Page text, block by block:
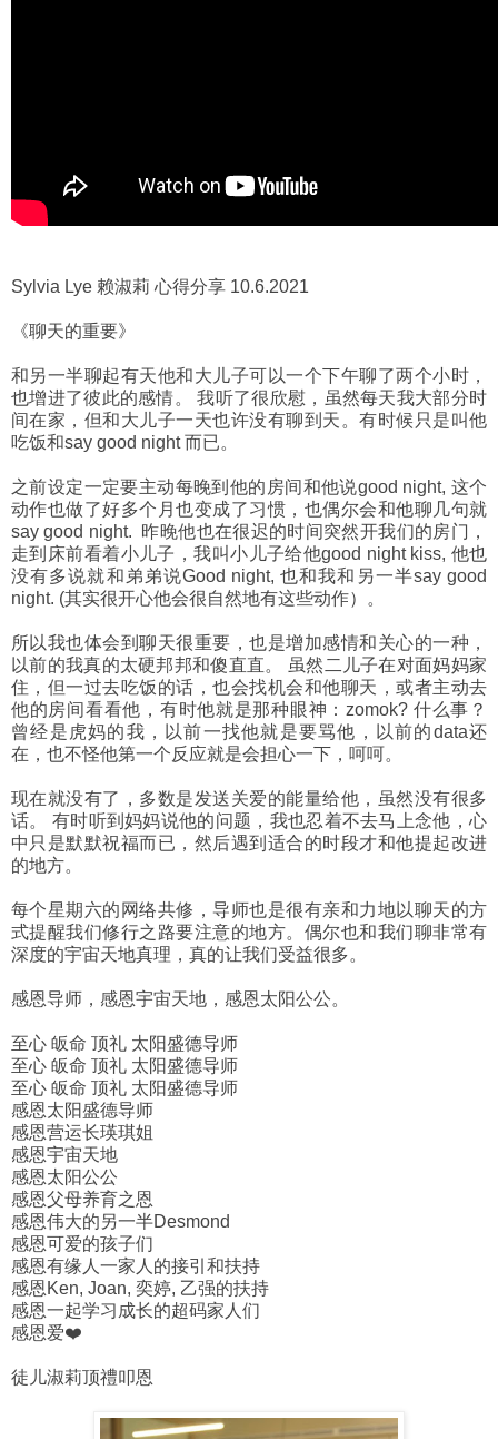
Sylvia Lye 赖淑莉 心得分享 10.6.2021
《聊天的重要》
和另一半聊起有天他和大儿子可以一个下午聊了两个小时，
也增进了彼此的感情。 我听了很欣慰，虽然每天我大部分时
间在家，但和大儿子一天也许没有聊到天。有时候只是叫他
吃饭和say good night 而已。
之前设定一定要主动每晚到他的房间和他说good night, 这个
动作也做了好多个月也变成了习惯，也偶尔会和他聊几句就
say good night. 昨晚他也在很迟的时间突然开我们的房门，
走到床前看着小儿子，我叫小儿子给他good night kiss, 他也
没有多说就和弟弟说Good night, 也和我和另一半say good
night. (其实很开心他会很自然地有这些动作）。
所以我也体会到聊天很重要，也是增加感情和关心的一种，
以前的我真的太硬邦邦和傻直直。 虽然二儿子在对面妈妈家
住，但一过去吃饭的话，也会找机会和他聊天，或者主动去
他的房间看看他，有时他就是那种眼神：zomok? 什么事？
曾经是虎妈的我，以前一找他就是要骂他，以前的data还
在，也不怪他第一个反应就是会担心一下，呵呵。
现在就没有了，多数是发送关爱的能量给他，虽然没有很多
话。 有时听到妈妈说他的问题，我也忍着不去马上念他，心
中只是默默祝福而已，然后遇到适合的时段才和他提起改进
的地方。
每个星期六的网络共修，导师也是很有亲和力地以聊天的方
式提醒我们修行之路要注意的地方。偶尔也和我们聊非常有
深度的宇宙天地真理，真的让我们受益很多。
感恩导师，感恩宇宙天地，感恩太阳公公。
至心 皈命 顶礼 太阳盛德导师
至心 皈命 顶礼 太阳盛德导师
至心 皈命 顶礼 太阳盛德导师
感恩太阳盛德导师
感恩营运长瑛琪姐
感恩宇宙天地
感恩太阳公公
感恩父母养育之恩
感恩伟大的另一半Desmond
感恩可爱的孩子们
感恩有缘人一家人的接引和扶持
感恩Ken, Joan, 奕婷, 乙强的扶持
感恩一起学习成长的超码家人们
感恩爱❤️
徒儿淑莉顶禮叩恩